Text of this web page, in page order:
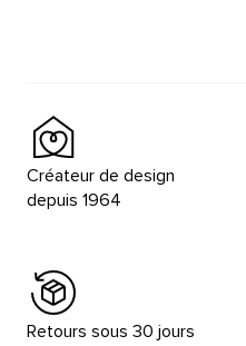
Créateur de design
depuis 1964
Retours sous 30 jours